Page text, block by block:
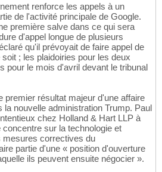
renforce les appels à un
de l'activité principale de Google.
première salve dans ce qui sera
d'appel longue de plusieurs
qu'il prévoyait de faire appel de
; les plaidoiries pour les deux
pour le mois d'avril devant le tribunal
premier résultat majeur d'une affaire
nouvelle administration Trump. Paul
chez Holland & Hart LLP à
sur la technologie et
mesures correctives du
partie d'une « position d'ouverture
ils peuvent ensuite négocier ».